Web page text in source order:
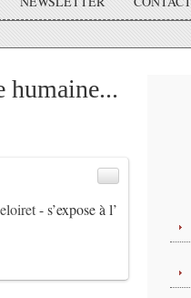
humaine...
- s’expose à l’